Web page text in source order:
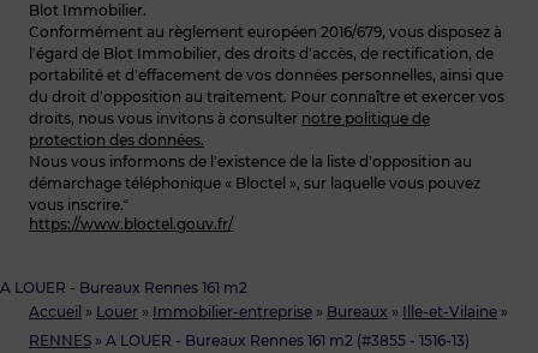
Accueil » Louer » Immobilier-entreprise » Bureaux » Ille-et-Vilaine »
RENNES » A LOUER - Bureaux Rennes 161 m2 (#3855 - 1516-13)
A LOUER - Bureaux Rennes 161 m2
Blot Immobilier.
Conformément au règlement européen 2016/679, vous disposez à
l’égard de Blot Immobilier, des droits d’accès, de rectification, de
portabilité et d’effacement de vos données personnelles, ainsi que
du droit d’opposition au traitement. Pour connaître et exercer vos
droits, nous vous invitons à consulter notre politique de
protection des données.
Nous vous informons de l’existence de la liste d’opposition au
démarchage téléphonique « Bloctel », sur laquelle vous pouvez
vous inscrire.“
https://www.bloctel.gouv.fr/